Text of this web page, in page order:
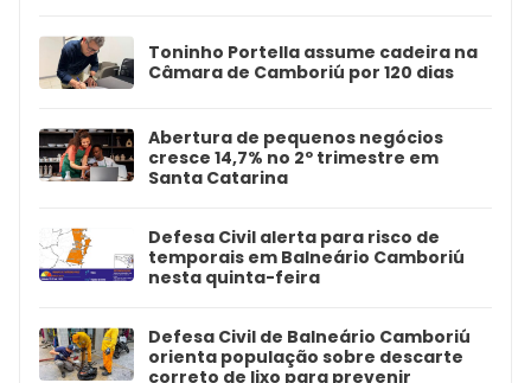
Toninho Portella assume cadeira na
Câmara de Camboriú por 120 dias
Abertura de pequenos negócios
cresce 14,7% no 2º trimestre em
Santa Catarina
Defesa Civil alerta para risco de
temporais em Balneário Camboriú
nesta quinta-feira
Defesa Civil de Balneário Camboriú
orienta população sobre descarte
correto de lixo para prevenir